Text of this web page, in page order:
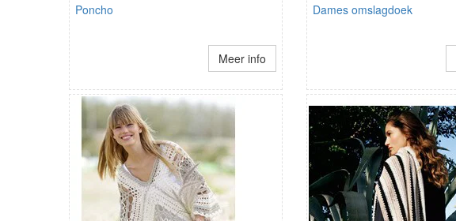
Poncho
Meer info
Dames omslagdoek